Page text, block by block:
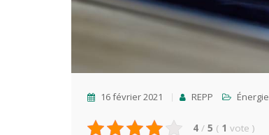
16 février 2021 REPP Énergie
4 / 5 ( 1 vote)